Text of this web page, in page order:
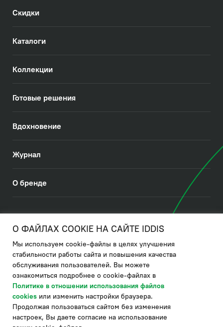
Скидки
Каталоги
Коллекции
Готовые решения
Вдохновение
Журнал
О бренде
Политика в отношении использования файлов cookies
Политика обработки ПДн
Политика в области управления цепочкой поставки
по системе "НСЛС"
Производитель оставляет за собой право в любой момент
вносить изменения в комплектацию, дизайн и характеристики
О ФАЙЛАХ COOKIE НА САЙТЕ IDDIS
Мы используем cookie-файлы в целях улучшения
стабильности работы сайта и повышения качества
обслуживания пользователей. Вы можете
ознакомиться подробнее о cookie-файлах в
Политике в отношении использования файлов
cookies или изменить настройки браузера.
Продолжая пользоваться сайтом без изменения
настроек, Вы даете согласие на использование